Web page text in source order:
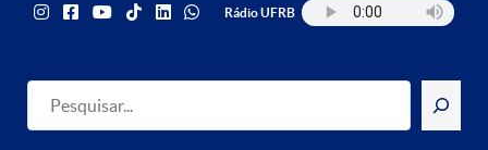
Rádio UFRB
Pesquisar